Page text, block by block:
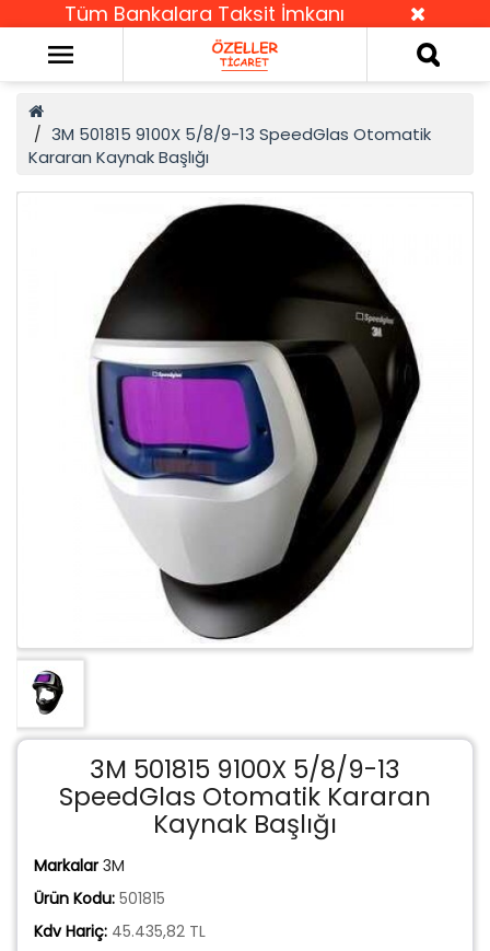
Tüm Bankalara Taksit İmkanı
3M 501815 9100X 5/8/9-13 SpeedGlas Otomatik
Kararan Kaynak Başlığı
3M 501815 9100X 5/8/9-13
SpeedGlas Otomatik Kararan
Kaynak Başlığı
Markalar 3M
Ürün Kodu: 501815
Kdv Hariç: 45.435,82 TL